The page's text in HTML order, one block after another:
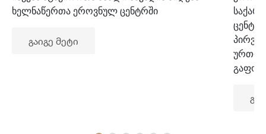
ხელნაწერთა ეროვნულ ცენტრში
გაიგე მეტი